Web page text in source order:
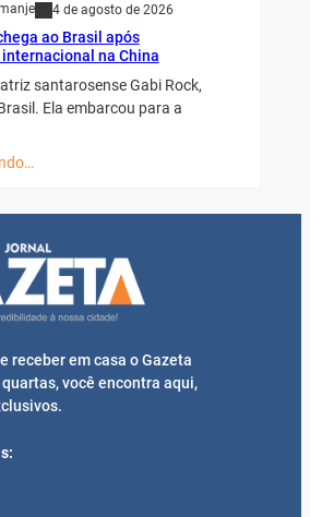
4 de agosto de 2026
ao Brasil após
na China
santarosense Gabi Rock,
Ela embarcou para a
receber em casa o Gazeta
você encontra aqui,